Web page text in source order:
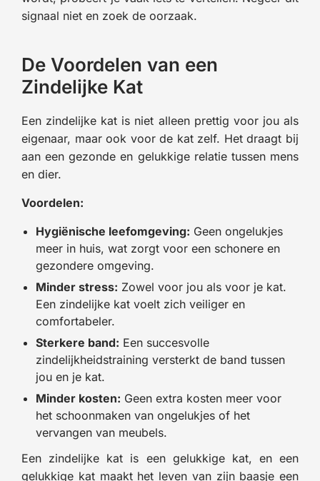
signaal niet en zoek de oorzaak.
De Voordelen van een
Zindelijke Kat
Een zindelijke kat is niet alleen prettig voor jou als
eigenaar, maar ook voor de kat zelf. Het draagt bij
aan een gezonde en gelukkige relatie tussen mens
en dier.
Voordelen:
Hygiënische leefomgeving: Geen ongelukjes
meer in huis, wat zorgt voor een schonere en
gezondere omgeving.
Minder stress: Zowel voor jou als voor je kat.
Een zindelijke kat voelt zich veiliger en
comfortabeler.
Sterkere band: Een succesvolle
zindelijkheidstraining versterkt de band tussen
jou en je kat.
Minder kosten: Geen extra kosten meer voor
het schoonmaken van ongelukjes of het
vervangen van meubels.
Een zindelijke kat is een gelukkige kat, en een
gelukkige kat maakt het leven van zijn baasje een